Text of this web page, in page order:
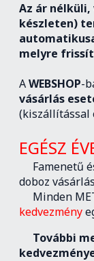
Az ár nélküli,
készleten)
melyre
AWEBSHOP-
vásárlás
(kiszállítással
EGÉSZ
Famenetű
doboz
Minden
kedvezmény
További